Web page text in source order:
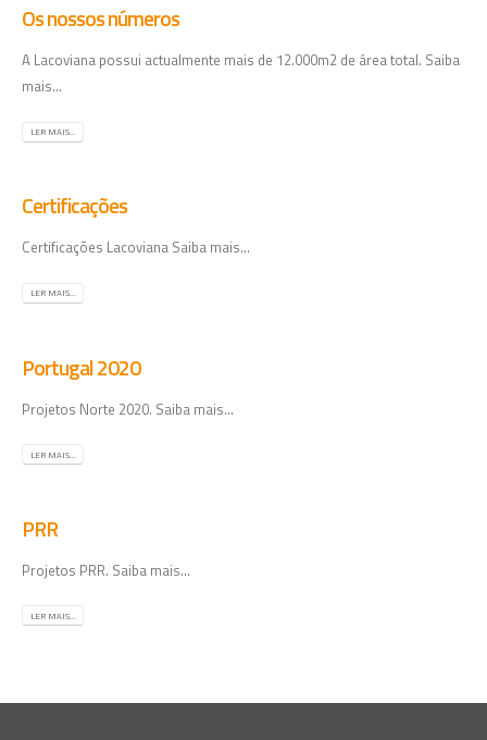
Os nossos números
A Lacoviana possui actualmente mais de 12.000m2 de área total. Saiba
mais...
LER MAIS...
Certificações
Certificações Lacoviana Saiba mais...
LER MAIS...
Portugal 2020
Projetos Norte 2020. Saiba mais...
LER MAIS...
PRR
Projetos PRR. Saiba mais...
LER MAIS...